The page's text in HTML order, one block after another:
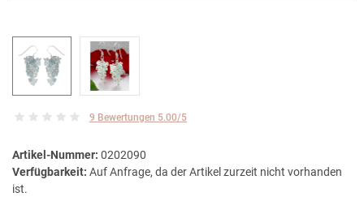
9 Bewertungen 5.00/5
Artikel-Nummer: 0202090
Verfügbarkeit: Auf Anfrage, da der Artikel zurzeit nicht vorhanden
ist.